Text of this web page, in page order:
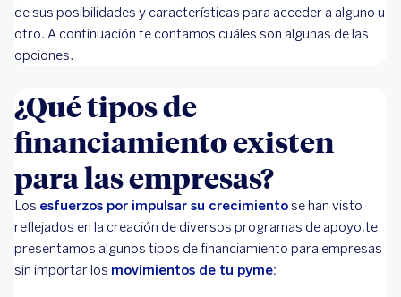
de sus posibilidades y características para acceder a alguno u
otro. A continuación te contamos cuáles son algunas de las
opciones.
¿Qué tipos de
financiamiento existen
para las empresas?
Los esfuerzos por impulsar su crecimientose han visto
reflejados en la creación de diversos programas de apoyo,te
presentamos algunos tipos de financiamiento para empresas
sin importar los movimientos de tu pyme: